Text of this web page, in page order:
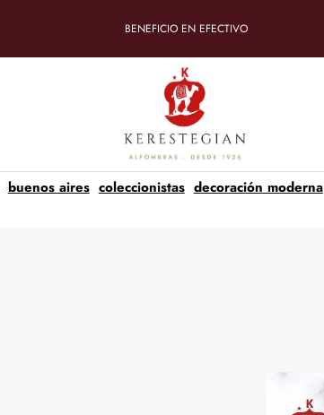
BENEFICIO EN EFECTIVO
buenos aires coleccionistas decoración moderna